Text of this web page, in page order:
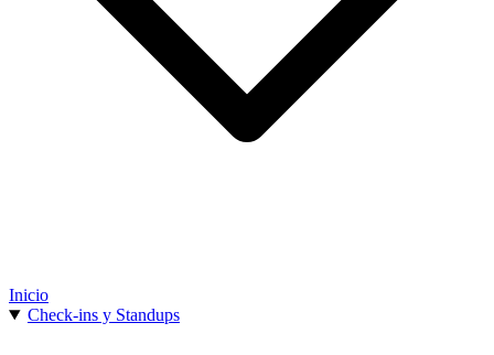
Inicio
Check-ins y Standups